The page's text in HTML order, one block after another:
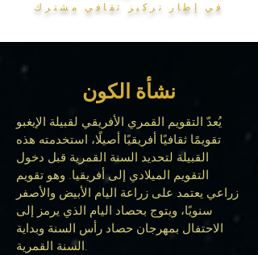
في إطار تركيز ثقافي مشترك
نشأة الكون
يُعدّ التقويم القمري الأفريقي لقبيلة الإيغبو
تقويمًا ثقافيًا أفريقيًا أصيلًا، استخدمته هذه
القبيلة لتحديد السنة القمرية قبل دخول
التقويم الميلادي إلى أفريقيا. وهو تقويم
زراعي يعتمد على زراعة اليام الأبيض والأصفر
سنويًا، ويتوج بحصاد اليام الذي يرمز إلى
الاحتفال بمهرجان حصاد رأس السنة وبداية
السنة القمرية.